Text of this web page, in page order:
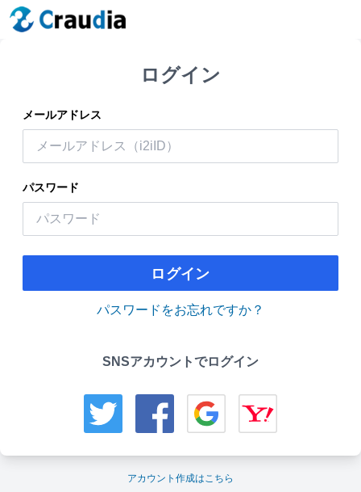
ログイン
メールアドレス
パスワード
ログイン
パスワードをお忘れですか？
SNSアカウントでログイン
アカウント作成はこちら